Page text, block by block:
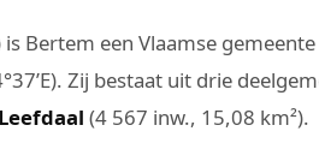
is Bertem een Vlaamse
Zij bestaat uit drie
Leefdaal (4 567 inw., 15,08 km²).